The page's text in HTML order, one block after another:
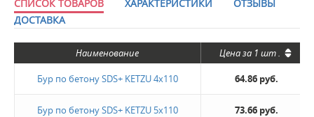
СПИСОК ТОВАРОВ ХАРАКТЕРИСТИКИ
ОТЗЫВЫ
ДОСТАВКА
Наименование Цена за 1 шт.
Бур по бетону SDS+ KETZU 4х110 64.86 руб.
Бур по бетону SDS+ KETZU 5х110 73.66 руб.